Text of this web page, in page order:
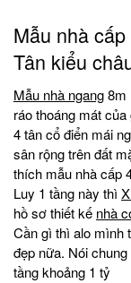
Mẫu nhà
Tân kiểu
Mẫu nhà ngang8m
ráo thoáng mát
4 tân cổ điển mái
sân rộng trên đất
thích mẫu nhà cấp
Luy 1 tầng này thì
hồ sơ thiết kế nhà
Cần gì thì alo mình
đẹp nữa. Nói
tầng khoảng 1 tỷ